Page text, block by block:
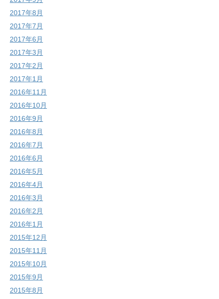
2017年8月
2017年7月
2017年6月
2017年3月
2017年2月
2017年1月
2016年11月
2016年10月
2016年9月
2016年8月
2016年7月
2016年6月
2016年5月
2016年4月
2016年3月
2016年2月
2016年1月
2015年12月
2015年11月
2015年10月
2015年9月
2015年8月